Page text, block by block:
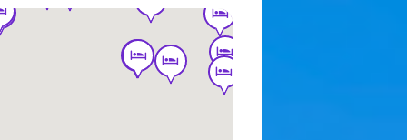
hotel
hotel
hotel hotel hotel
hotel